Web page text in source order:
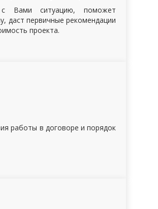
с Вами ситуацию, поможет
даст первичные рекомендации
проекта.
работы в договоре и порядок